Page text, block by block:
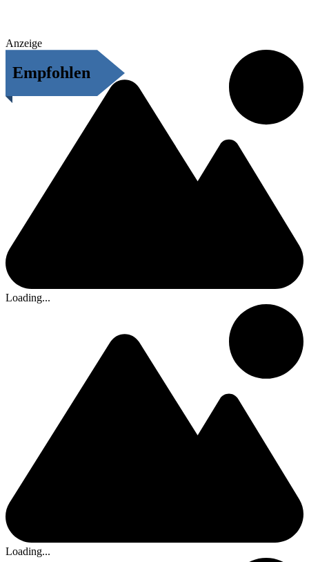
Anzeige
Empfohlen
Loading...
Loading...